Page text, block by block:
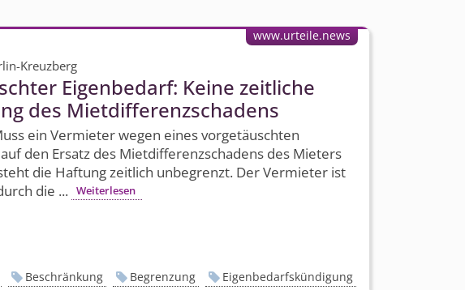
Kreuzberg
Eigenbedarf: Keine zeitliche
des Miet­differenz­schadens
ein Vermieter wegen eines vorgetäuschten
den Ersatz des Miet­differenz­schadens des Mieters
die Haftung zeitlich unbegrenzt. Der Vermieter ist
die ... Weiterlesen
www.urteile.news
Beschränkung Begrenzung Eigenbedarfskündigung